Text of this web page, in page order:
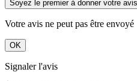
Soyez le premier à donner votre avis
Votre avis ne peut pas être envoyé
OK
Signaler l'avis